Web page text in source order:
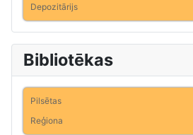
Depozitārijs
Bibliotēkas
Pilsētas
Reģiona